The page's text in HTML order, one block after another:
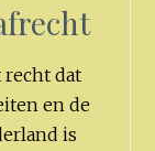
recht dat
en de
is